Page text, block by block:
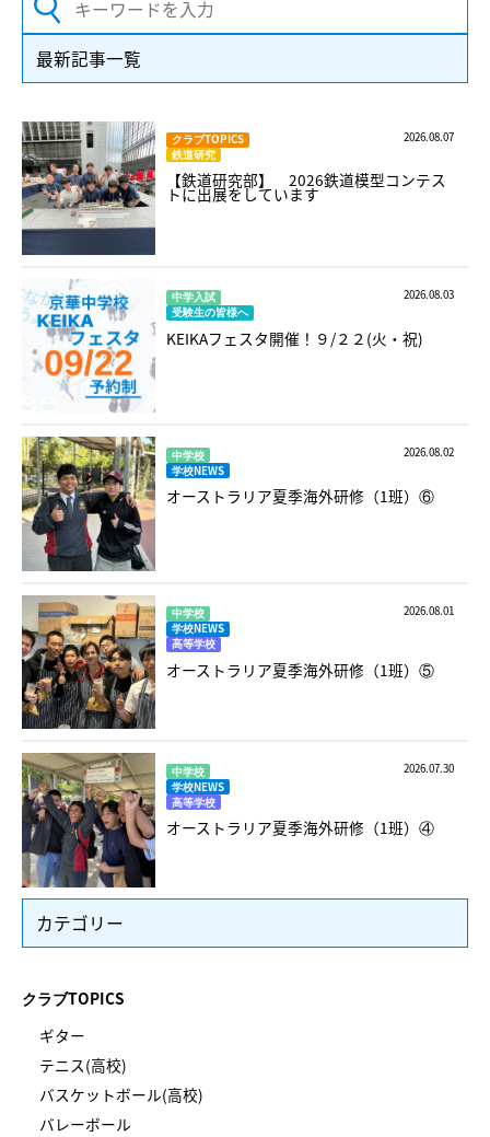
最新記事一覧
クラブTOPICS
鉄道研究
2026.08.07
【鉄道研究部】 2026鉄道模型コンテス
トに出展をしています
中学入試
受験生の皆様へ
2026.08.03
KEIKAフェスタ開催！９/２２(火・祝)
中学校
学校NEWS
2026.08.02
オーストラリア夏季海外研修（1班）⑥
中学校
学校NEWS
高等学校
2026.08.01
オーストラリア夏季海外研修（1班）⑤
中学校
学校NEWS
高等学校
2026.07.30
オーストラリア夏季海外研修（1班）④
カテゴリー
クラブTOPICS
ギター
テニス(高校)
バスケットボール(高校)
バレーボール